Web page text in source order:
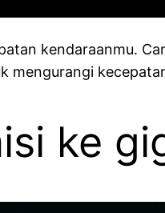
kendaraanmu.
mengurangi
ke